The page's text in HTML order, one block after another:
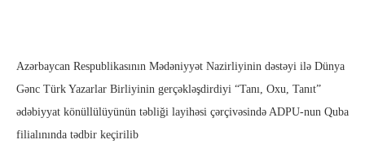
Azərbaycan Respublikasının Mədəniyyət Nazirliyinin dəstəyi ilə Dünya
Gənc Türk Yazarlar Birliyinin gerçəkləşdirdiyi “Tanı, Oxu, Tanıt”
ədəbiyyat könüllülüyünün təbliği layihəsi çərçivəsində ADPU-nun Quba
filialınında tədbir keçirilib